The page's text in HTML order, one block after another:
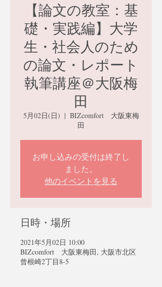
【論文の教室：基
礎・実践編】大学
生・社会人のため
の論文・レポート
執筆講座＠大阪梅
田
5月02日(日)
  |
BIZcomfort 大阪東梅
田
お申し込みの受付は終了し
ました。
他のイベントを見る
日時・場所
2021年5月02日 10:00
BIZcomfort 大阪東梅田, 大阪市北区
曾根崎2丁目8-5